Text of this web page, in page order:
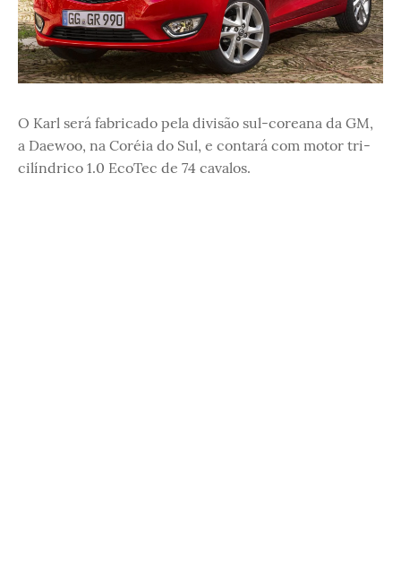
O Karl será fabricado pela divisão sul-coreana da GM,
a Daewoo, na Coréia do Sul, e contará com motor tri-
cilíndrico 1.0 EcoTec de 74 cavalos.